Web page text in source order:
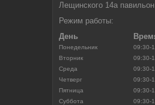
Лещинского 14а
Режим работы:
День
Понедельник
09:30-
Вторник
09:30-
Среда
09:30-
Четверг
09:30-
Пятница
09:30-
Суббота
09:30-